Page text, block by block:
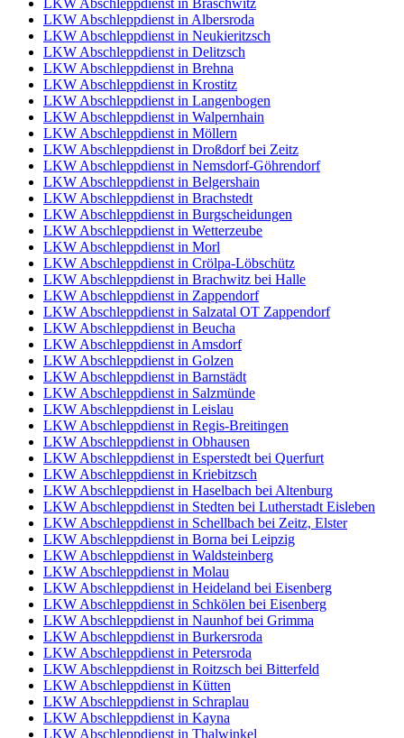
LKW Abschleppdienst in Braschwitz
LKW Abschleppdienst in Albersroda
LKW Abschleppdienst in Neukieritzsch
LKW Abschleppdienst in Delitzsch
LKW Abschleppdienst in Brehna
LKW Abschleppdienst in Krostitz
LKW Abschleppdienst in Langenbogen
LKW Abschleppdienst in Walpernhain
LKW Abschleppdienst in Möllern
LKW Abschleppdienst in Droßdorf bei Zeitz
LKW Abschleppdienst in Nemsdorf-Göhrendorf
LKW Abschleppdienst in Belgershain
LKW Abschleppdienst in Brachstedt
LKW Abschleppdienst in Burgscheidungen
LKW Abschleppdienst in Wetterzeube
LKW Abschleppdienst in Morl
LKW Abschleppdienst in Crölpa-Löbschütz
LKW Abschleppdienst in Brachwitz bei Halle
LKW Abschleppdienst in Zappendorf
LKW Abschleppdienst in Salzatal OT Zappendorf
LKW Abschleppdienst in Beucha
LKW Abschleppdienst in Amsdorf
LKW Abschleppdienst in Golzen
LKW Abschleppdienst in Barnstädt
LKW Abschleppdienst in Salzmünde
LKW Abschleppdienst in Leislau
LKW Abschleppdienst in Regis-Breitingen
LKW Abschleppdienst in Obhausen
LKW Abschleppdienst in Esperstedt bei Querfurt
LKW Abschleppdienst in Kriebitzsch
LKW Abschleppdienst in Haselbach bei Altenburg
LKW Abschleppdienst in Stedten bei Lutherstadt Eisleben
LKW Abschleppdienst in Schellbach bei Zeitz, Elster
LKW Abschleppdienst in Borna bei Leipzig
LKW Abschleppdienst in Waldsteinberg
LKW Abschleppdienst in Molau
LKW Abschleppdienst in Heideland bei Eisenberg
LKW Abschleppdienst in Schkölen bei Eisenberg
LKW Abschleppdienst in Naunhof bei Grimma
LKW Abschleppdienst in Burkersroda
LKW Abschleppdienst in Petersroda
LKW Abschleppdienst in Roitzsch bei Bitterfeld
LKW Abschleppdienst in Kütten
LKW Abschleppdienst in Schraplau
LKW Abschleppdienst in Kayna
LKW Abschleppdienst in Thalwinkel